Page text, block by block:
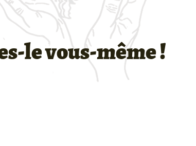
le vous-même !